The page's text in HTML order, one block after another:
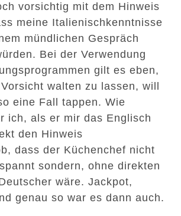
vorsichtig mit dem Hinweis
meine Italienischkenntnisse
mündlichen Gespräch
Bei der Verwendung
gilt es eben,
walten zu lassen, will
eine Fall tappen. Wie
ich, als er mir das Englisch
den Hinweis
dass der Küchenchef nicht
sondern, ohne direkten
wäre. Jackpot,
genau so war es dann auch.